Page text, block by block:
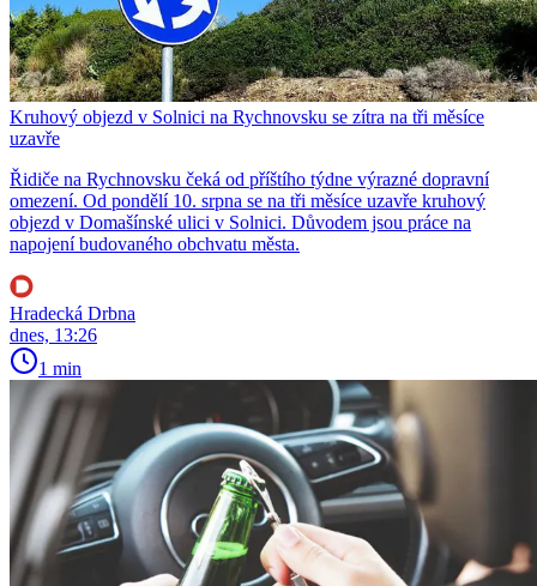
Kruhový objezd v Solnici na Rychnovsku se zítra na tři měsíce
uzavře
Řidiče na Rychnovsku čeká od příštího týdne výrazné dopravní
omezení. Od pondělí 10. srpna se na tři měsíce uzavře kruhový
objezd v Domašínské ulici v Solnici. Důvodem jsou práce na
napojení budovaného obchvatu města.
Hradecká Drbna
dnes, 13:26
1 min